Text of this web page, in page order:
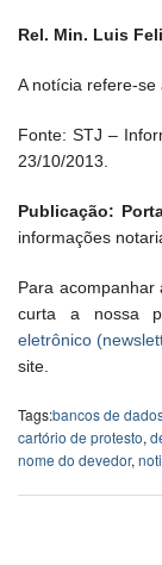
Rel. Min. Luis
A notícia refere-se
Fonte: STJ –
23/10/2013.
Publicação:
informações
Para
curta a nossa
eletrônico
site.
Tags:bancos de
cartório de protesto,
nome do devedor,